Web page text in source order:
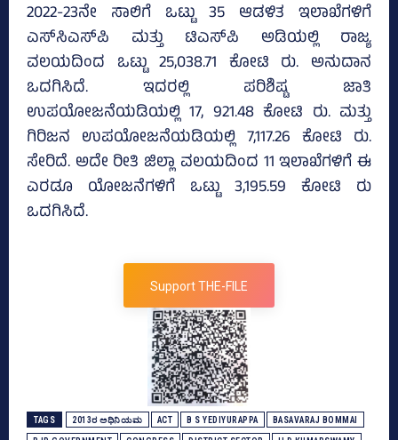
2022-23ನೇ ಸಾಲಿಗೆ ಒಟ್ಟು 35 ಆಡಳಿತ ಇಲಾಖೆಗಳಿಗೆ
ಎಸ್‌ಸಿಎಸ್‌ಪಿ ಮತ್ತು ಟಿಎಸ್‌ಪಿ ಅಡಿಯಲ್ಲಿ ರಾಜ್ಯ
ವಲಯದಿಂದ ಒಟ್ಟು 25,038.71 ಕೋಟಿ ರು. ಅನುದಾನ
ಒದಗಿಸಿದೆ. ಇದರಲ್ಲಿ ಪರಿಶಿಷ್ಟ ಜಾತಿ
ಉಪಯೋಜನೆಯಡಿಯಲ್ಲಿ 17, 921.48 ಕೋಟಿ ರು. ಮತ್ತು
ಗಿರಿಜನ ಉಪಯೋಜನೆಯಡಿಯಲ್ಲಿ 7,117.26 ಕೋಟಿ ರು.
ಸೇರಿದೆ. ಅದೇ ರೀತಿ ಜಿಲ್ಲಾ ವಲಯದಿಂದ 11 ಇಲಾಖೆಗಳಿಗೆ ಈ
ಎರಡೂ ಯೋಜನೆಗಳಿಗೆ ಒಟ್ಟು 3,195.59 ಕೋಟಿ ರು
ಒದಗಿಸಿದೆ.
Support THE-FILE
TAGS 2013ರ ಅಧಿನಿಯಮ ACT B S YEDIYURAPPA BASAVARAJ BOMMAI